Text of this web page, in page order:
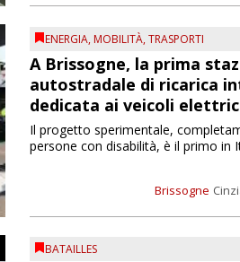
ENERGIA, MOBILITÀ,TRASPORTI
A Brissogne, la prima
autostradale di ricarica
dedicata ai veicoli
Brissogne
Il progetto sperimentale,
persone con disabilità, è il primo in
BATAILLES